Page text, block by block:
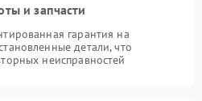
и запчасти
гарантия на
детали, что
неисправностей